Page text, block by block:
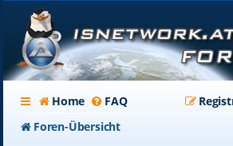
Home FAQ
Foren-Übersicht